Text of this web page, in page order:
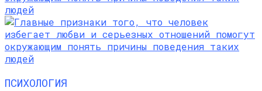
ПСИХОЛОГИЯ